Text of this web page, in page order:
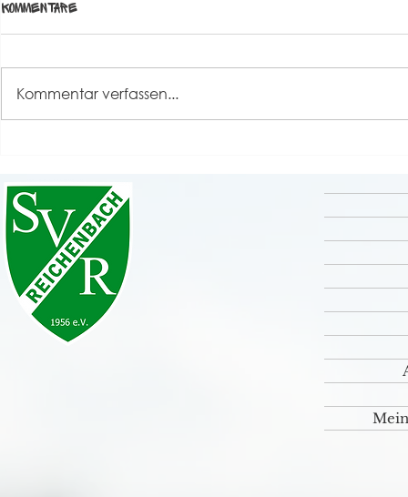
Kommentare
Kommentar verfassen...